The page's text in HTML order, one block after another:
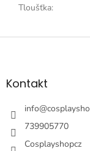
Tloušťka:
Z
aKontakt
info@
739905770
Cosplayshopcz